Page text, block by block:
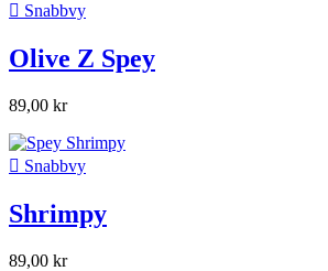
 Snabbvy
Olive Z Spey
89,00 kr
 Snabbvy
Shrimpy
89,00 kr